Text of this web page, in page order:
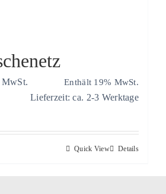
Enthält 19% MwSt.
Lieferzeit: ca. 2-3 Werktage
Details
Quick View